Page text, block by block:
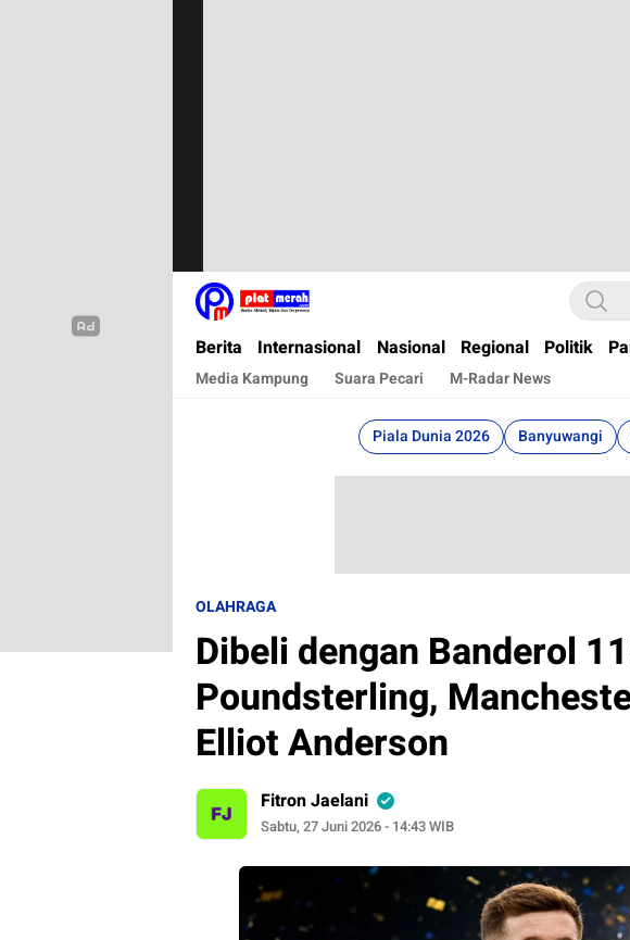
Plat Merah
Berita Terkini, Akurat, Terpercaya Dan Cepat
Berita Internasional Nasional Regional Politik
Media Kampung Suara Pecari M-Radar News
Piala Dunia 2026 Banyuwangi
OLAHRAGA
Dibeli dengan Banderol
Poundsterling,
Elliot Anderson
Fitron Jaelani
Sabtu, 27 Juni 2026 - 14:43 WIB